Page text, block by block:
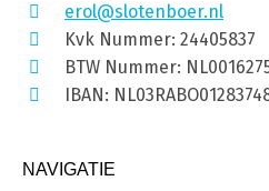
erol@slotenboer.nl
Kvk Nummer: 24405837
BTW Nummer:
IBAN:
NAVIGATIE